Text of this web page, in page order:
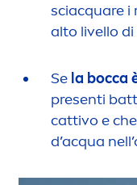
sciacquare i
alto livello
Se la bocca
presenti
cattivo e
d’acqua